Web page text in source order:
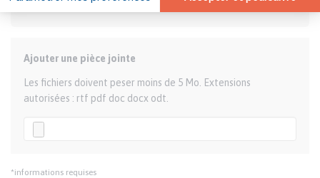
Ajouter une pièce jointe
Les fichiers doivent peser moins de 5 Mo. Extensions
autorisées : rtf pdf doc docx odt.
*informations requises